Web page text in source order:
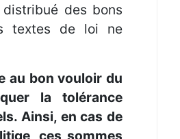
distribué des bons
textes de loi ne
au bon vouloir du
la tolérance
Ainsi, en cas de
ces sommes